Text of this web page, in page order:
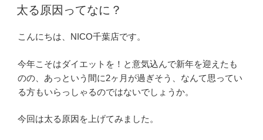
稿
日:
太る原因ってなに？
こんにちは、NICO千葉店です。
今年こそはダイエットを！と意気込んで新年を迎えたも
のの、あっという間に2ヶ月が過ぎそう、なんて思ってい
る方もいらっしゃるのではないでしょうか。
今回は太る原因を上げてみました。